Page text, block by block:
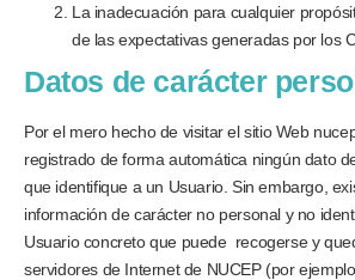
La inadecuación para cualquier
de las expectativas generadas por los
Datos de carácter
Por el mero hecho de visitar el sitio Web
registrado de forma automática ningún dato
que identifique a un Usuario. Sin embargo,
información de carácter no personal y no
Usuario concreto que puede recogerse y
servidores de Internet de NUCEP (por